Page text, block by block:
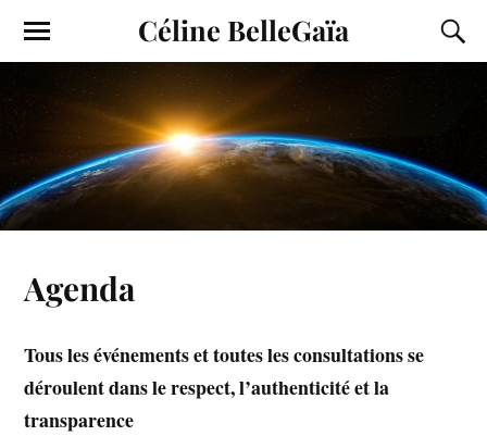
Céline BelleGaïa
Agenda
Tous les événements et toutes les consultations se
déroulent dans le respect, l’authenticité et la
transparence